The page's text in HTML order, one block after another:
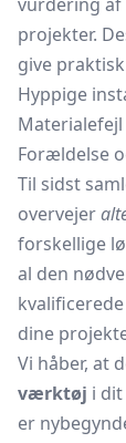
projekter.
give
Hyppige
Materialefejl
Forældelse
Til sidst
overvejer
forskellige
al den
dine
Vi håber, at
værktøj i
er